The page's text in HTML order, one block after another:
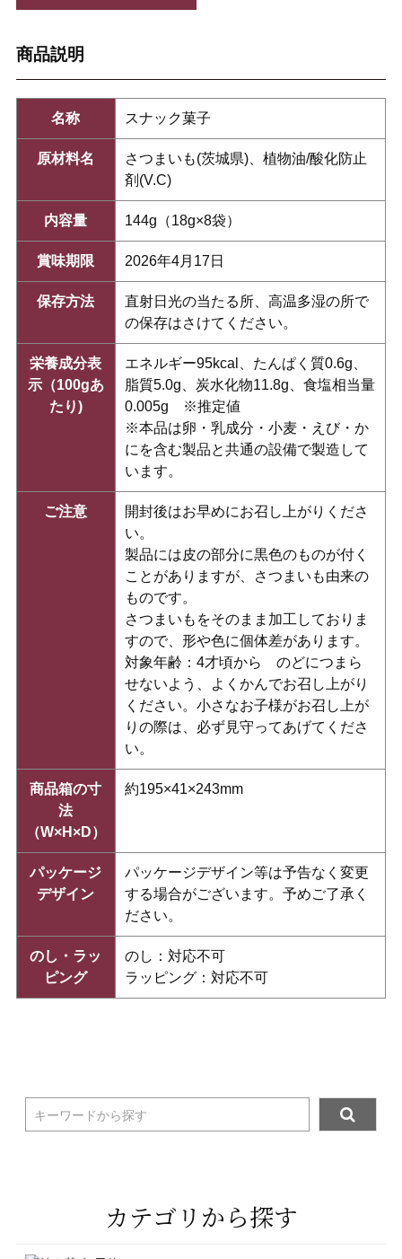
商品説明
名称 スナック菓子
原材料名
さつまいも(茨城県)、植物油/酸化防止
剤(V.C)
内容量 144g（18g×8袋）
賞味期限 2026年4月17日
保存方法
直射日光の当たる所、高温多湿の所で
の保存はさけてください。
栄養成分表
示（100gあ
たり)
エネルギー95kcal、たんぱく質0.6g、
脂質5.0g、炭水化物11.8g、食塩相当量
0.005g ※推定値
※本品は卵・乳成分・小麦・えび・か
にを含む製品と共通の設備で製造して
います。
ご注意
開封後はお早めにお召し上がりくださ
い。
製品には皮の部分に黒色のものが付く
ことがありますが、さつまいも由来の
ものです。
さつまいもをそのまま加工しておりま
すので、形や色に個体差があります。
対象年齢：4才頃から のどにつまら
せないよう、よくかんでお召し上がり
ください。小さなお子様がお召し上が
りの際は、必ず見守ってあげてくださ
い。
商品箱の寸
法
（W×H×D）
約195×41×243mm
パッケージ
デザイン
パッケージデザイン等は予告なく変更
する場合がございます。予めご了承く
ださい。
のし・ラッ
ピング
のし：対応不可
ラッピング：対応不可
キーワードから探す
カテゴリから探す